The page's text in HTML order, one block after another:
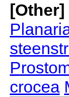
crocea